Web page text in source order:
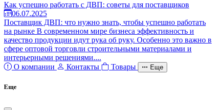
Как успешно работать с ДВП: советы для поставщиков
06.07.2025
Поставщик ДВП: что нужно знать, чтобы успешно работать
на рынке В современном мире бизнеса эффективность и
качество продукции идут рука об руку. Особенно это важно в
сфере оптовой торговли строительными материалами и
интерьерными решениями....
О компании
Контакты Товары Еще
Еще